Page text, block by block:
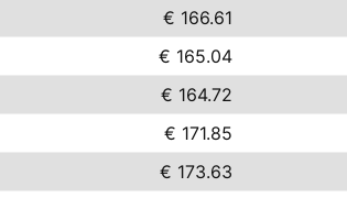
€ 166.61
€ 165.04
€ 164.72
€ 171.85
€ 173.63